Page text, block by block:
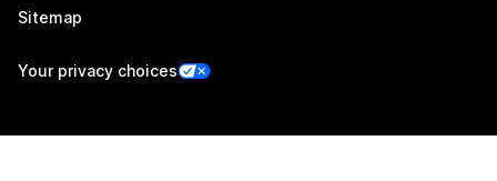
Sitemap
Your privacy choices